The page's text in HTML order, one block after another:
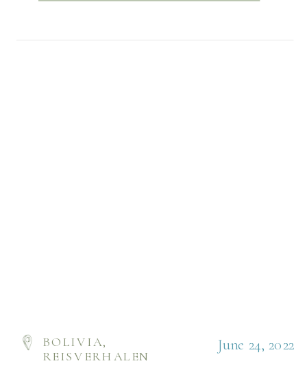
BOLIVIA,
REISVERHALEN
June 24, 2022